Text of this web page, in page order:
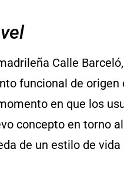
Calle
funcional de origen
en que los
concepto en torno
de un estilo de